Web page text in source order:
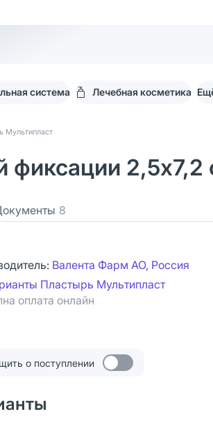
система Лечебная косметика
Мультипласт
фиксации 2,5х7,2
8
Валента Фарм АО, Россия
Пластырь Мультипласт
оплата онлайн
о поступлении